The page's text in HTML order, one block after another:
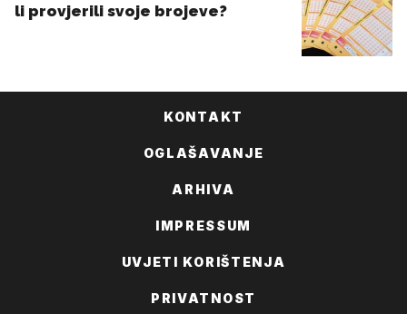
KONTAKT
OGLAŠAVANJE
ARHIVA
IMPRESSUM
UVJETI KORIŠTENJA
PRIVATNOST